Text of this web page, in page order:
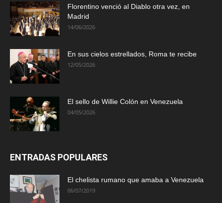
Florentino venció al Diablo otra vez, en
Madrid
14/06/2026
En sus cielos estrellados, Roma te recibe
12/05/2026
El sello de Willie Colón en Venezuela
04/05/2026
ENTRADAS POPULARES
El chelista rumano que amaba a Venezuela
06/07/2019